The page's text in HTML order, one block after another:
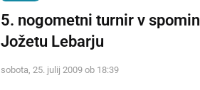
5. nogometni turnir v spomin
Jožetu Lebarju
sobota, 25. julij 2009 ob 18:39